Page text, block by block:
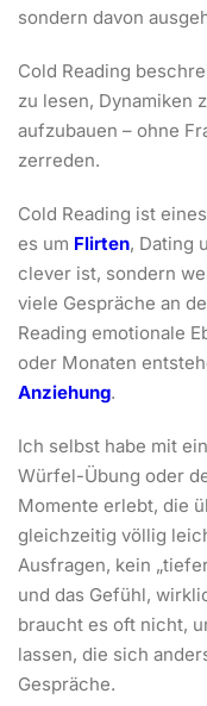
sondern davon
Cold Reading
zu lesen, Dynamiken
aufzubauen – ohne
zerreden.
Cold Reading ist
es um Flirten, Dating
clever ist, sondern
viele Gespräche an
Reading emotionale
oder Monaten
Anziehung.
Ich selbst habe mit
Würfel-Übung oder
Momente erlebt, die
gleichzeitig völlig
Ausfragen, kein
und das Gefühl,
braucht es oft nicht,
lassen, die sich
Gespräche.